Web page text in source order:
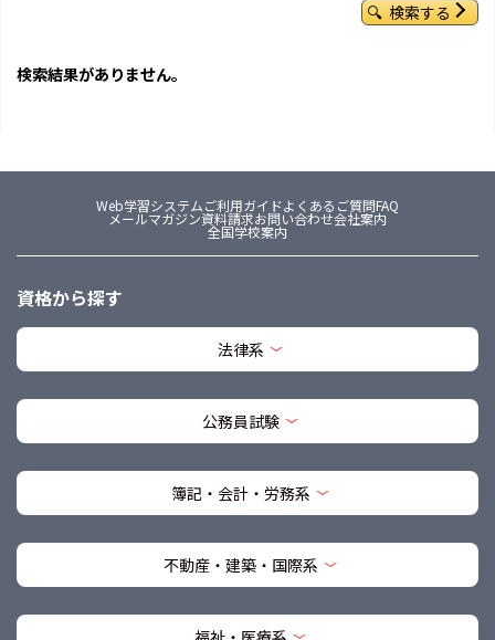
検索する
検索結果がありません。
Web学習システムご利用ガイドよくあるご質問FAQ
メールマガジン資料請求お問い合わせ会社案内
全国学校案内
資格から探す
法律系
公務員試験
簿記・会計・労務系
不動産・建築・国際系